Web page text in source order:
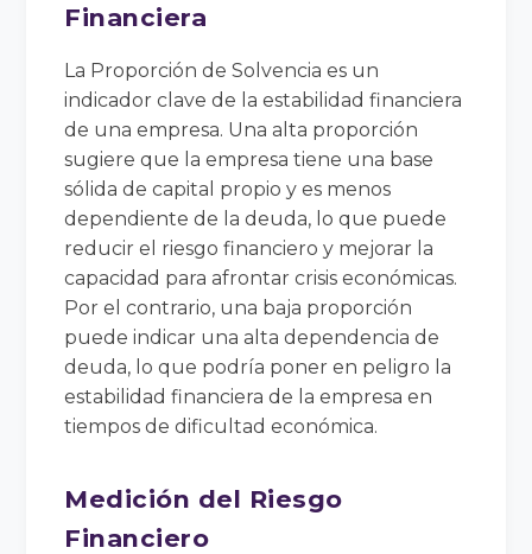
Financiera
La Proporción de Solvencia es un
indicador clave de la estabilidad financiera
de una empresa. Una alta proporción
sugiere que la empresa tiene una base
sólida de capital propio y es menos
dependiente de la deuda, lo que puede
reducir el riesgo financiero y mejorar la
capacidad para afrontar crisis económicas.
Por el contrario, una baja proporción
puede indicar una alta dependencia de
deuda, lo que podría poner en peligro la
estabilidad financiera de la empresa en
tiempos de dificultad económica.
Medición del Riesgo
Financiero